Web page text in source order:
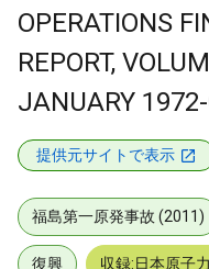
OPERATIONS
REPORT,
JANUARY
提供元サイトで表示
福島第一原発事故 (2011)
復興 収録:日本原子